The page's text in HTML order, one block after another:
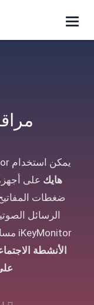
Toggle
navigation
يمكن استخدام iKeyMonitor في ملفات
هايك
الرسائل
iKeyMonitor مساعدتك في
الأنشطة